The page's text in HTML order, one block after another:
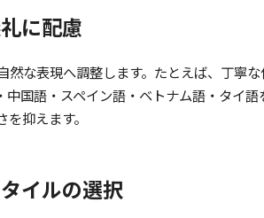
に配慮
然な表現へ調整します。たとえば、丁寧
中国語・スペイン語・ベトナム語・タイ
抑えます。
イルの選択